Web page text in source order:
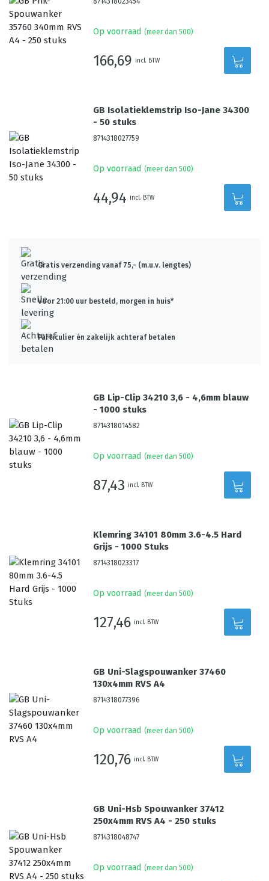
Op voorraad (meer dan 500)
166,69 incl. BTW
GB Isolatieklemstrip Iso-Jane 34300
- 50 stuks
8714318027759
Op voorraad (meer dan 500)
44,94 incl. BTW
Gratis verzending vanaf 75,- (m.u.v. lengtes)
Voor 21:00 uur besteld, morgen in huis*
Particulier én zakelijk achteraf betalen
GB Lip-Clip 34210 3,6 - 4,6mm blauw
- 1000 stuks
8714318014582
Op voorraad (meer dan 500)
87,43 incl. BTW
Klemring 34101 80mm 3.6-4.5 Hard
Grijs - 1000 Stuks
8714318023317
Op voorraad (meer dan 500)
127,46 incl. BTW
GB Uni-Slagspouwanker 37460
130x4mm RVS A4
8714318077396
Op voorraad (meer dan 500)
120,76 incl. BTW
GB Uni-Hsb Spouwanker 37412
250x4mm RVS A4 - 250 stuks
8714318048747
Op voorraad (meer dan 500)